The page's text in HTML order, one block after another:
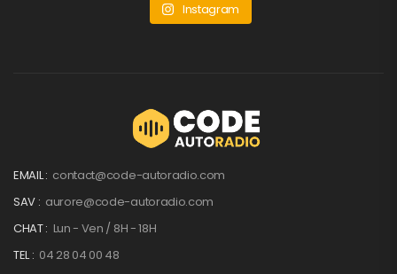
Instagram
EMAIL : contact@code-autoradio.com
SAV : aurore@code-autoradio.com
CHAT : Lun - Ven / 8H - 18H
TEL : 04 28 04 00 48